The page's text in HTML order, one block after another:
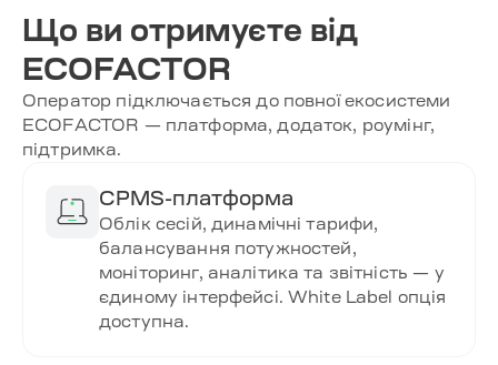
Що ви отримуєте від
ECOFACTOR
Оператор підключається до повної екосистеми
ECOFACTOR — платформа, додаток, роумінг,
підтримка.
CPMS-платформа
Облік сесій, динамічні тарифи,
балансування потужностей,
моніторинг, аналітика та звітність — у
єдиному інтерфейсі. White Label опція
доступна.